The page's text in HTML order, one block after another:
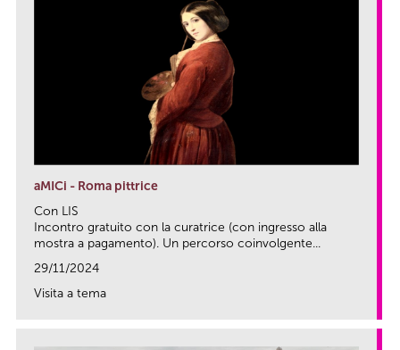
aMICi - Roma pittrice
Con LIS
Incontro gratuito con la curatrice (con ingresso alla
mostra a pagamento). Un percorso coinvolgente...
29/11/2024
Visita a tema